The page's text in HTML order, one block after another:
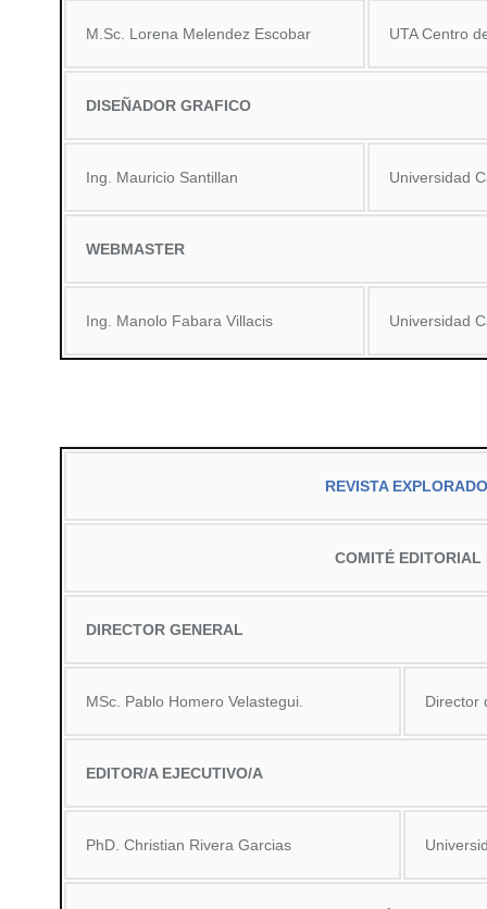
M.Sc. Lorena Melendez Escobar UTA Centro
DISEÑADOR GRAFICO
Ing. Mauricio Santillan Universidad
WEBMASTER
Ing. Manolo Fabara Villacis Universidad
REVISTA
COMITÉ EDITORIAL
DIRECTOR GENERAL
MSc. Pablo Homero Velastegui. Director
EDITOR/A EJECUTIVO/A
PhD. Christian Rivera Garcias